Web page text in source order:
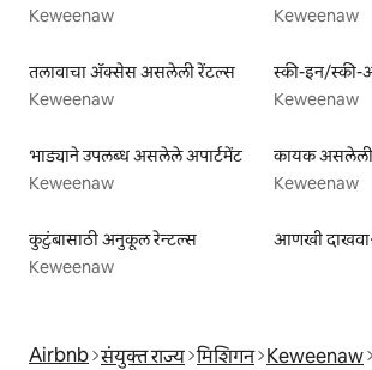
Keweenaw Keweenaw
तलावाचा ॲक्सेस असलेली रेंटल्स
Keweenaw
स्की-इन/
Keweenaw
भाड्याने उपलब्ध असलेले अपार्टमेंट
Keweenaw
कायक
Keweenaw
कुटुंबासाठी अनुकूल रेन्टल्स
Keweenaw
आणखी दाखवा
Airbnb संयुक्त राज्य मिशिगन Keweenaw